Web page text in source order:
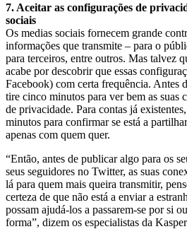
7. Aceitar as configurações de
sociais
Os medias sociais fornecem grande
informações que transmite – para o
para terceiros, entre outros. Mas talvez
acabe por descobrir que essas
Facebook) com certa frequência. Antes
tire cinco minutos para ver bem as suas
de privacidade. Para contas já
minutos para confirmar se está a
apenas com quem quer.
“Então, antes de publicar algo para os
seus seguidores no Twitter, as suas
lá para quem mais queira transmitir,
certeza de que não está a enviar a
possam ajudá-los a passarem-se por si
forma”, dizem os especialistas da